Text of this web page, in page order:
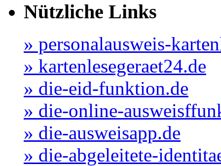
Nützliche Links
» personalausweis-
» kartenlesegeraet24.de
» die-eid-funktion.de
» die-online-
» die-ausweisapp.de
» die-abgeleitete-